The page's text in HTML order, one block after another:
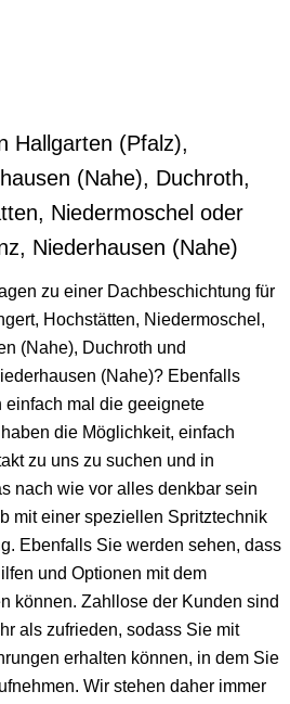
Hallgarten (Pfalz),
(Nahe), Duchroth,
Niedermoschel oder
Niederhausen (Nahe)
zu einer Dachbeschichtung für
Hochstätten, Niedermoschel,
(Nahe), Duchroth und
(Nahe)? Ebenfalls
mal die geeignete
die Möglichkeit, einfach
zu uns zu suchen und in
nach wie vor alles denkbar sein
mit einer speziellen Spritztechnik
Ebenfalls Sie werden sehen, dass
und Optionen mit dem
können. Zahllose der Kunden sind
als zufrieden, sodass Sie mit
erhalten können, in dem Sie
Wir stehen daher immer